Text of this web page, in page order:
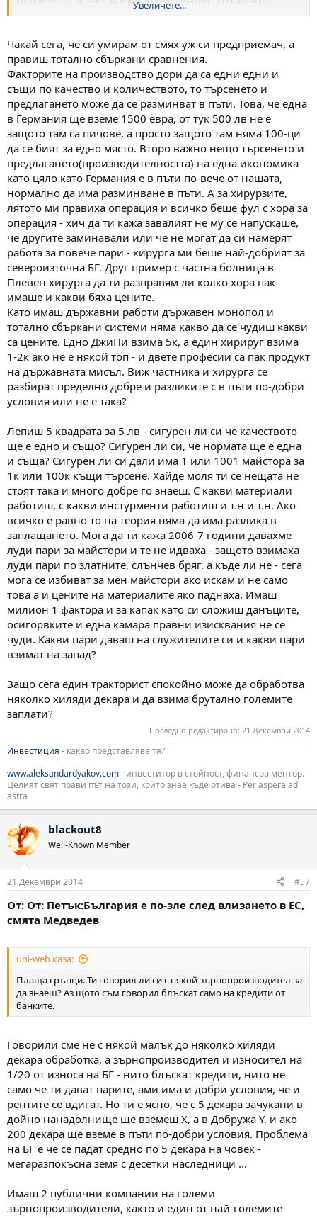
здравна система. Като е глобален пазара, нека е глобален и
Независимо в коя част на света го правиш - Афганистан, САЩ,
Дания, или България...
Увеличете...
Чакай сега, че си умирам от смях уж си предприемач, а
правиш тотално сбъркани сравнения.
Факторите на производство дори да са едни едни и
същи по качество и количеството, то търсенето и
предлагането може да се разминват в пъти. Това, че една
в Германия ще вземе 1500 евра, от тук 500 лв не е
защото там са пичове, а просто защото там няма 100-ци
да се бият за едно място. Второ важно нещо търсенето и
предлагането(производителността) на една икономика
като цяло като Германия е в пъти по-вече от нашата,
нормално да има разминване в пъти. А за хирурзите,
лятото ми правиха операция и всичко беше фул с хора за
операция - хич да ти кажа завалият не му се напускаше,
че другите заминавали или че не могат да си намерят
работа за повече пари - хирурга ми беше най-добрият за
североизточна БГ. Друг пример с частна болница в
Плевен хирурга да ти разправям ли колко хора пак
имаше и какви бяха цените.
Като имаш държавни работи държавен монопол и
тотално сбъркани системи няма какво да се чудиш какви
са цените. Едно ДжиПи взима 5к, а един хирируг взима
1-2к ако не е някой топ - и двете професии са пак продукт
на държавната мисъл. Виж частника и хирурга се
разбират пределно добре и разликите с в пъти по-добри
условия или не е така?
Лепиш 5 квадрата за 5 лв - сигурен ли си че качеството
ще е едно и също? Сигурен ли си, че нормата ще е една
и съща? Сигурен ли си дали има 1 или 1001 майстора за
1к или 100к къщи търсене. Хайде моля ти се нещата не
стоят така и много добре го знаеш. С какви материали
работиш, с какви инстурменти работиш и т.н и т.н. Ако
всичко е равно то на теория няма да има разлика в
заплащането. Мога да ти кажа 2006-7 години давахме
луди пари за майстори и те не идваха - защото взимаха
луди пари по златните, слънчев бряг, а къде ли не - сега
мога се избиват за мен майстори ако искам и не само
това а и цените на материалите яко паднаха. Имаш
милион 1 фактора и за капак като си сложиш данъците,
осигорвките и една камара правни изисквания не се
чуди. Какви пари даваш на служителите си и какви пари
взимат на запад?
Защо сега един тракторист спокойно може да обработва
няколко хиляди декара и да взима брутално големите
заплати?
Последно редактирано: 21 Декември 2014
Инвестиция - какво представлява тя?
www.aleksandardyakov.com- инвеститор в стойност, финансов ментор.
Целият свят прави път на този, който знае къде отива - Per aspera ad
astra
blackout8
Well-Known Member
21 Декември 2014 #57
От: От: Петък:България е по-зле след влизането в ЕС,
смята Медведев
uni-web каза:
Плаща грънци. Ти говорил ли си с някой зърнопроизводител за
да знаеш? Аз щото съм говорил блъскат само на кредити от
банките.
Говорили сме не с някой малък до няколко хиляди
декара обработка, а зърнопроизводител и износител на
1/20 от износа на БГ - нито блъскат кредити, нито не
само че ти дават парите, ами има и добри условия, че и
рентите се вдигат. Но ти е ясно, че с 5 декара зачукани в
дойно нанадолнище ще вземеш Х, а в Добружа Y, и ако
200 декара ще вземе в пъти по-добри условия. Проблема
на БГ е че се падат средно по 5 декара на човек -
мегаразпокъсна земя с десетки наследници ...
Имаш 2 публични компании на големи
зърнопроизводители, както и един от най-големите